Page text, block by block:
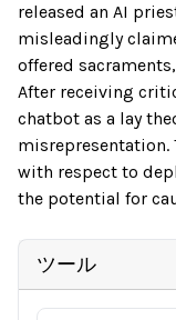
released an AI
misleadingly
offered
After receiving
chatbot as a lay
misrepresentation.
with respect to
the potential for
ツール